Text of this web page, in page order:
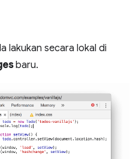
lakukan secara lokal di
baru.